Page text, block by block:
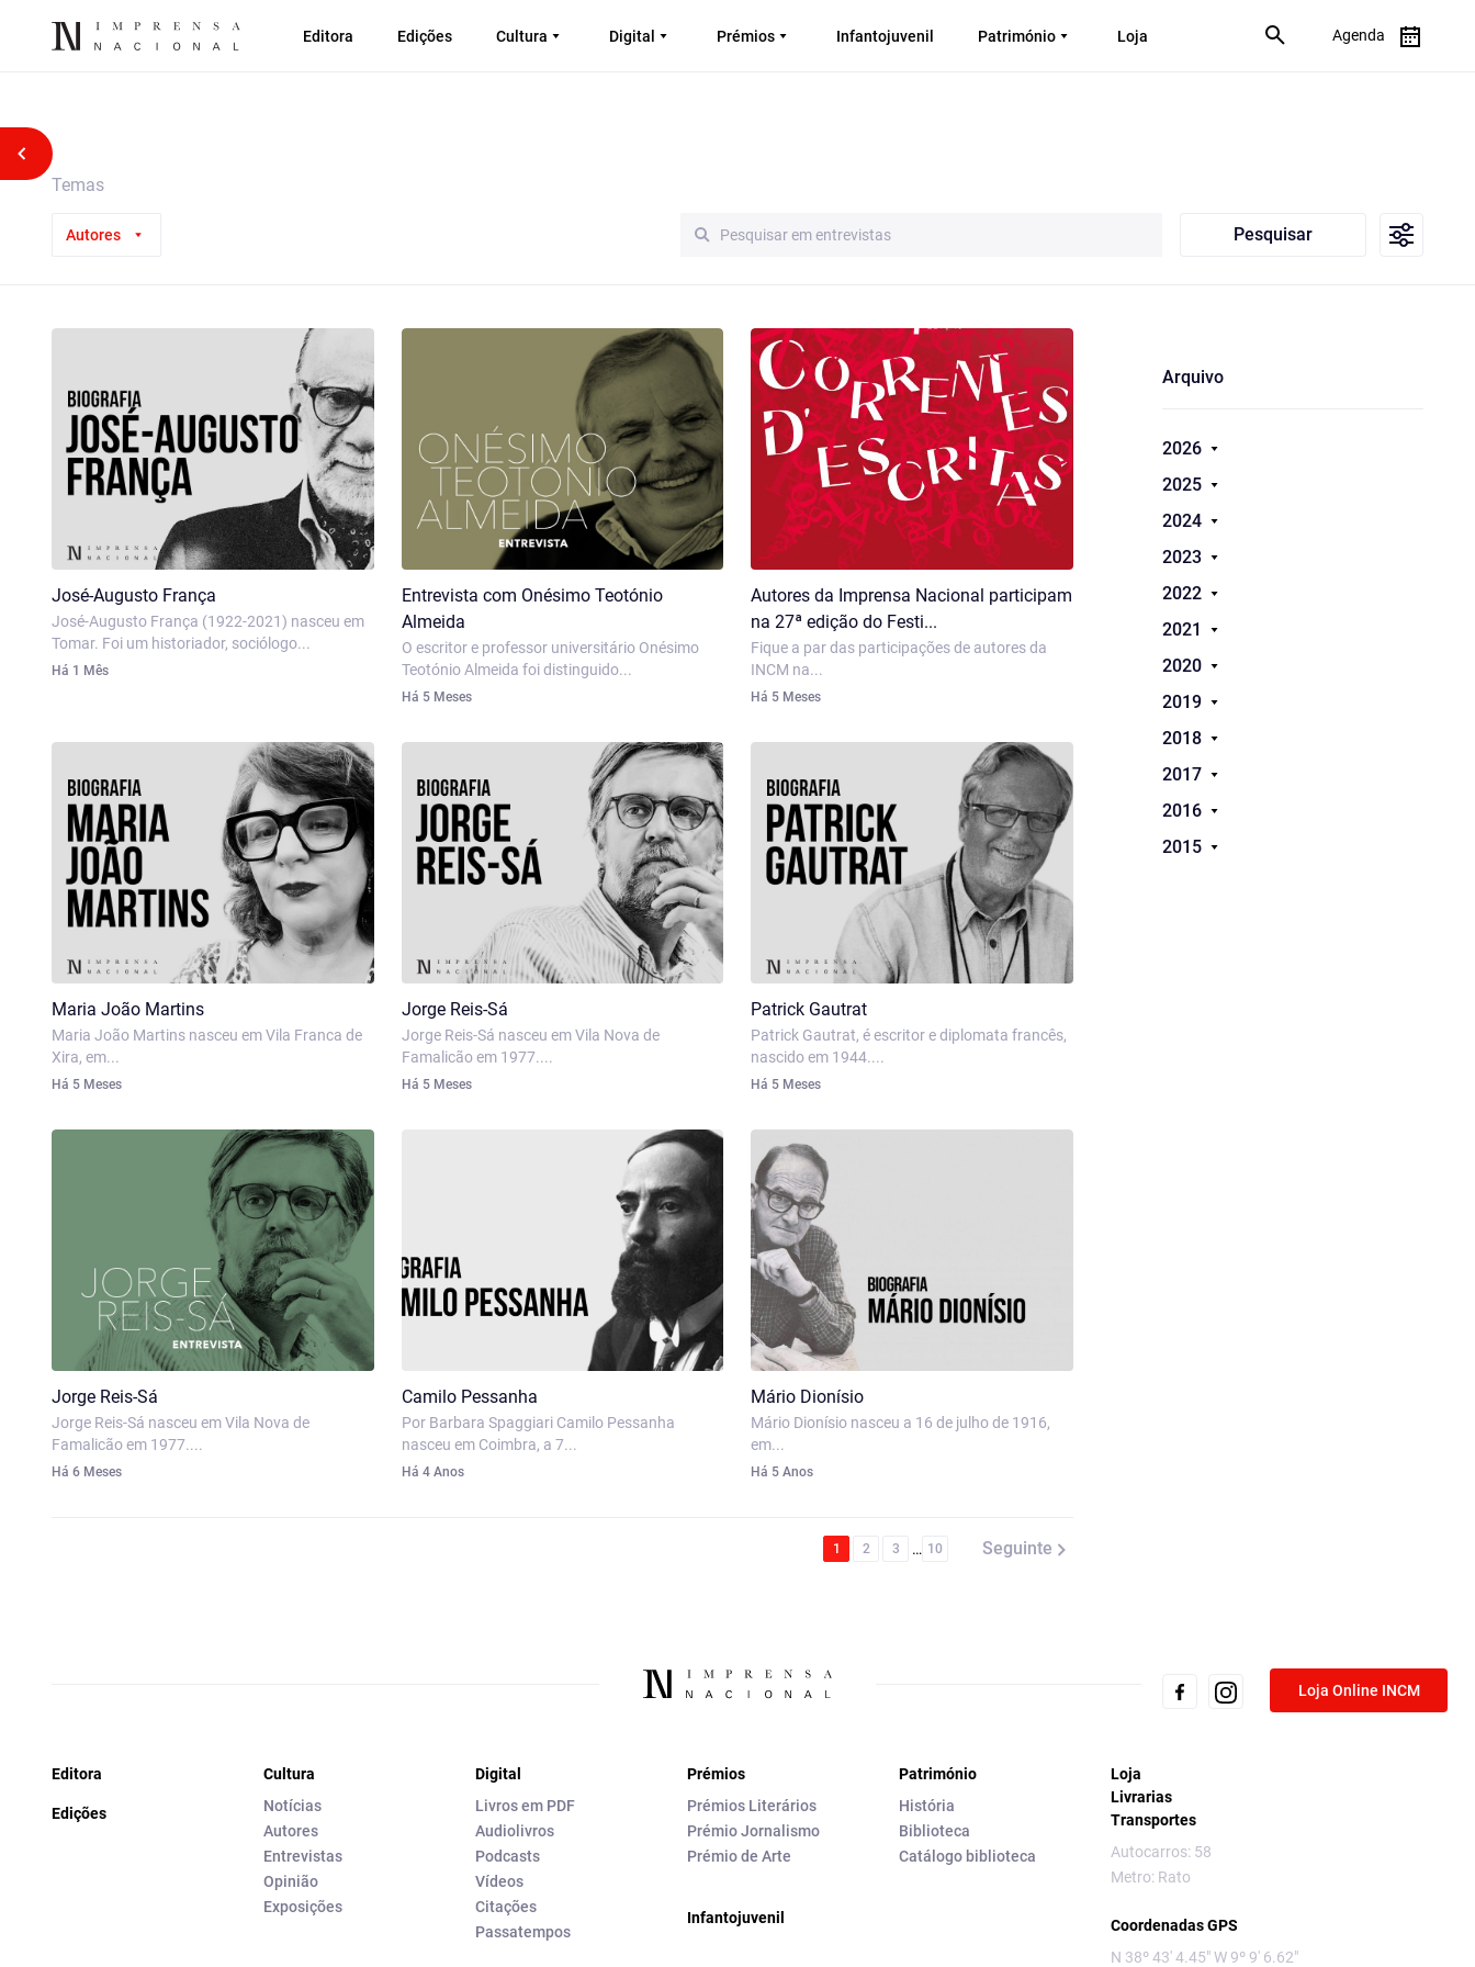
Editora Edições Cultura Digital Prémios Infantojuvenil Património Loja Agenda
Voltar atrás
Temas
Autores Pesquisar
José-Augusto França
José-Augusto França (1922-2021) nasceu em
Tomar. Foi um historiador, sociólogo...
Há 1 Mês
Entrevista com Onésimo Teotónio
Almeida
O escritor e professor universitário Onésimo
Teotónio Almeida foi distinguido...
Há 5 Meses
Autores da Imprensa Nacional participam
na 27ª edição do Festi...
Fique a par das participações de autores da
INCM na...
Há 5 Meses
Maria João Martins
Maria João Martins nasceu em Vila Franca de
Xira, em...
Há 5 Meses
Jorge Reis-Sá
Jorge Reis-Sá nasceu em Vila Nova de
Famalicão em 1977....
Há 5 Meses
Patrick Gautrat
Patrick Gautrat, é escritor e diplomata francês,
nascido em 1944....
Há 5 Meses
Jorge Reis-Sá
Jorge Reis-Sá nasceu em Vila Nova de
Famalicão em 1977....
Há 6 Meses
Camilo Pessanha
Por Barbara Spaggiari Camilo Pessanha
nasceu em Coimbra, a 7...
Há 4 Anos
Mário Dionísio
Mário Dionísio nasceu a 16 de julho de 1916,
em...
Há 5 Anos
1 2 3 … 10 Seguinte
Arquivo
2026
2025
2024
2023
2022
2021
2020
2019
2018
2017
2016
2015
Loja Online INCM
Editora
Edições
Cultura
Notícias
Autores
Entrevistas
Opinião
Exposições
Digital
Livros em PDF
Audiolivros
Podcasts
Vídeos
Citações
Passatempos
Prémios
Prémios Literários
Prémio Jornalismo
Prémio de Arte
Infantojuvenil
Património
História
Biblioteca
Catálogo biblioteca
Loja
Livrarias
Transportes
Autocarros: 58
Metro: Rato
Coordenadas GPS
N 38º 43' 4.45" W 9º 9' 6.62"